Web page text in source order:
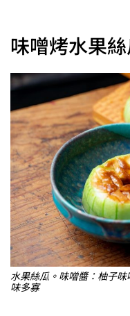
味噌烤水果
水果絲瓜。味噌醬：柚子
味多寡